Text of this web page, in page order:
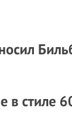
в стиле